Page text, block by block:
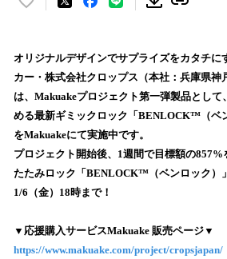
い
！
数
を
読
込
み
中
で
オリジナルデザインでサプライズをカタチに
カー・株式会社クロップス（本社：兵庫県神
は、Makuakeプロジェクト第一弾製品として
める最新ギミックロック「BENLOCK™️（ベ
をMakuakeにて実施中です。
プロジェクト開始後、1週間で目標額の857%
たたみロック「BENLOCK™️（ベンロック）
1/6（金）18時まで！
▼応援購入サービスMakuake 販売ページ▼
https://www.makuake.com/project/cropsjapan/